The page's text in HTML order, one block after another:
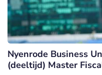
Nyenrode Business
(deeltijd) Master